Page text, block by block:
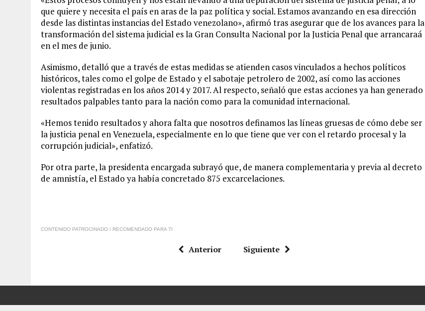
que quiere y necesita el país en aras de la paz política y social. Estamos avanzando en esa dirección
desde las distintas instancias del Estado venezolano», afirmó tras asegurar que de los avances para la
transformación del sistema judicial es la Gran Consulta Nacional por la Justicia Penal que arrancaraá
en el mes de junio.
Asimismo, detalló que a través de estas medidas se atienden casos vinculados a hechos políticos
históricos, tales como el golpe de Estado y el sabotaje petrolero de 2002, así como las acciones
violentas registradas en los años 2014 y 2017. Al respecto, señaló que estas acciones ya han generado
resultados palpables tanto para la nación como para la comunidad internacional.
«Hemos tenido resultados y ahora falta que nosotros definamos las líneas gruesas de cómo debe ser
la justicia penal en Venezuela, especialmente en lo que tiene que ver con el retardo procesal y la
corrupción judicial», enfatizó.
Por otra parte, la presidenta encargada subrayó que, de manera complementaria y previa al decreto
de amnistía, el Estado ya había concretado 875 excarcelaciones.
CONTENIDO PATROCINADO / RECOMENDADO PARA TI
Anterior Siguiente